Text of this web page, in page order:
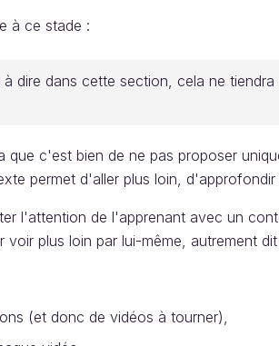
à ce stade :
dire dans cette section, cela ne
que c'est bien de ne pas proposer
permet d'aller plus loin,
l'attention de l'apprenant avec un
voir plus loin par lui-même, autrement
(et donc de vidéos à tourner),